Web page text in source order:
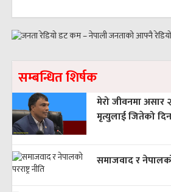
सम्बन्धित शिर्षक
मेरो जीवनमा असार
मृत्युलाई जितेको दिन
समाजवाद र नेपालको